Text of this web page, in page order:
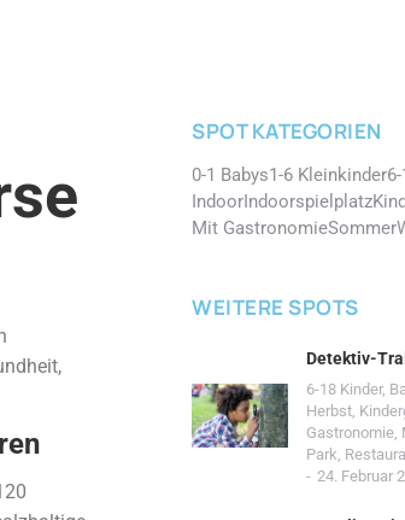
SPOT KATEGORIEN
0-1 Babys1-6 Kleinkinder
IndoorIndoorspielplatz
Mit GastronomieSommer
WEITERE SPOTS
Detektiv-
6-18 Kinder,
Herbst,
Gastronomie,
Park,
24. Februar